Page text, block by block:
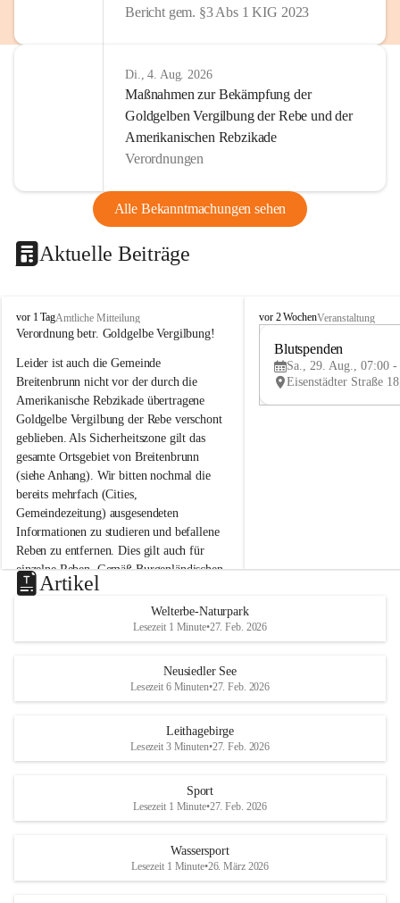
Bericht gem. §3 Abs 1 KIG 2023
Di., 4. Aug. 2026
Maßnahmen zur Bekämpfung der
Goldgelben Vergilbung der Rebe und der
Amerikanischen Rebzikade
Verordnungen
Alle Bekanntmachungen sehen
Aktuelle Beiträge
B
r
i
t
e
n
b
r
u
n
n
a
m
N
e
u
s
d
S
vor 1 TagAmtliche Mitteilung
Verordnung betr. Goldgelbe Vergilbung!
Leider ist auch die Gemeinde
Breitenbrunn nicht vor der durch die
Amerikanische Rebzikade übertragene
Goldgelbe Vergilbung der Rebe verschont
geblieben. Als Sicherheitszone gilt das
gesamte Ortsgebiet von Breitenbrunn
(siehe Anhang). Wir bitten nochmal die
bereits mehrfach (Cities,
Gemeindezeitung) ausgesendeten
Informationen zu studieren und befallene
Reben zu entfernen. Dies gilt auch für
einzelne Reben. Gemäß Burgenländischen
Weinbaugesetz sind nicht gepflegte oder
unzulässige Weingärten zu roden! Bitte
helfen wir zusammen um unsere Winzer
vor den prognostizierten Ernteausfällen
und den daraus folgenden wirtschaftlichen
Maßnahmen zur Bekämpfung
Rebe und der Amerikanischen
Anhang VBl. EU Nr. 18
1 Seite•1,4 MB
B
e
u
e
d
r
S
vor 2 WochenVeranstaltung
Blutspenden
Sa., 29. Aug., 07:00 -
Artikel
Welterbe-Naturpark
Lesezeit 1 Minute•27. Feb. 2026
Neusiedler See
Lesezeit 6 Minuten•27. Feb. 2026
Leithagebirge
Lesezeit 3 Minuten•27. Feb. 2026
Sport
Lesezeit 1 Minute•27. Feb. 2026
Wassersport
Lesezeit 1 Minute•26. März 2026